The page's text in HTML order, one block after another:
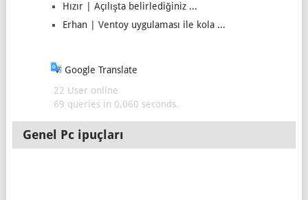
Hızır | Açılışta belirlediğiniz ...
Erhan | Ventoy uygulaması ile kola ...
Google Translate
22 User online
69 queries in 0,060 seconds.
Genel Pc ipuçları